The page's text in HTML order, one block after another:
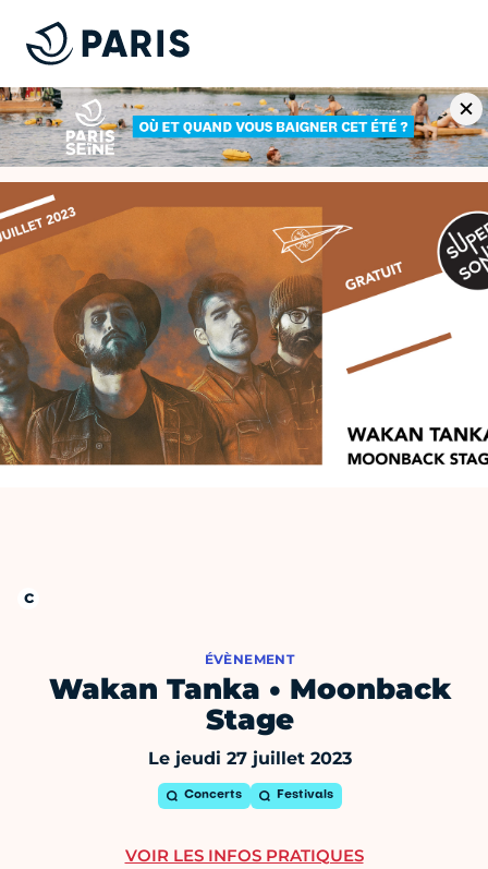
ÉVÈNEMENT
Wakan Tanka • Moonback
Stage
Le jeudi 27 juillet 2023
Concerts Festivals
VOIR LES INFOS PRATIQUES